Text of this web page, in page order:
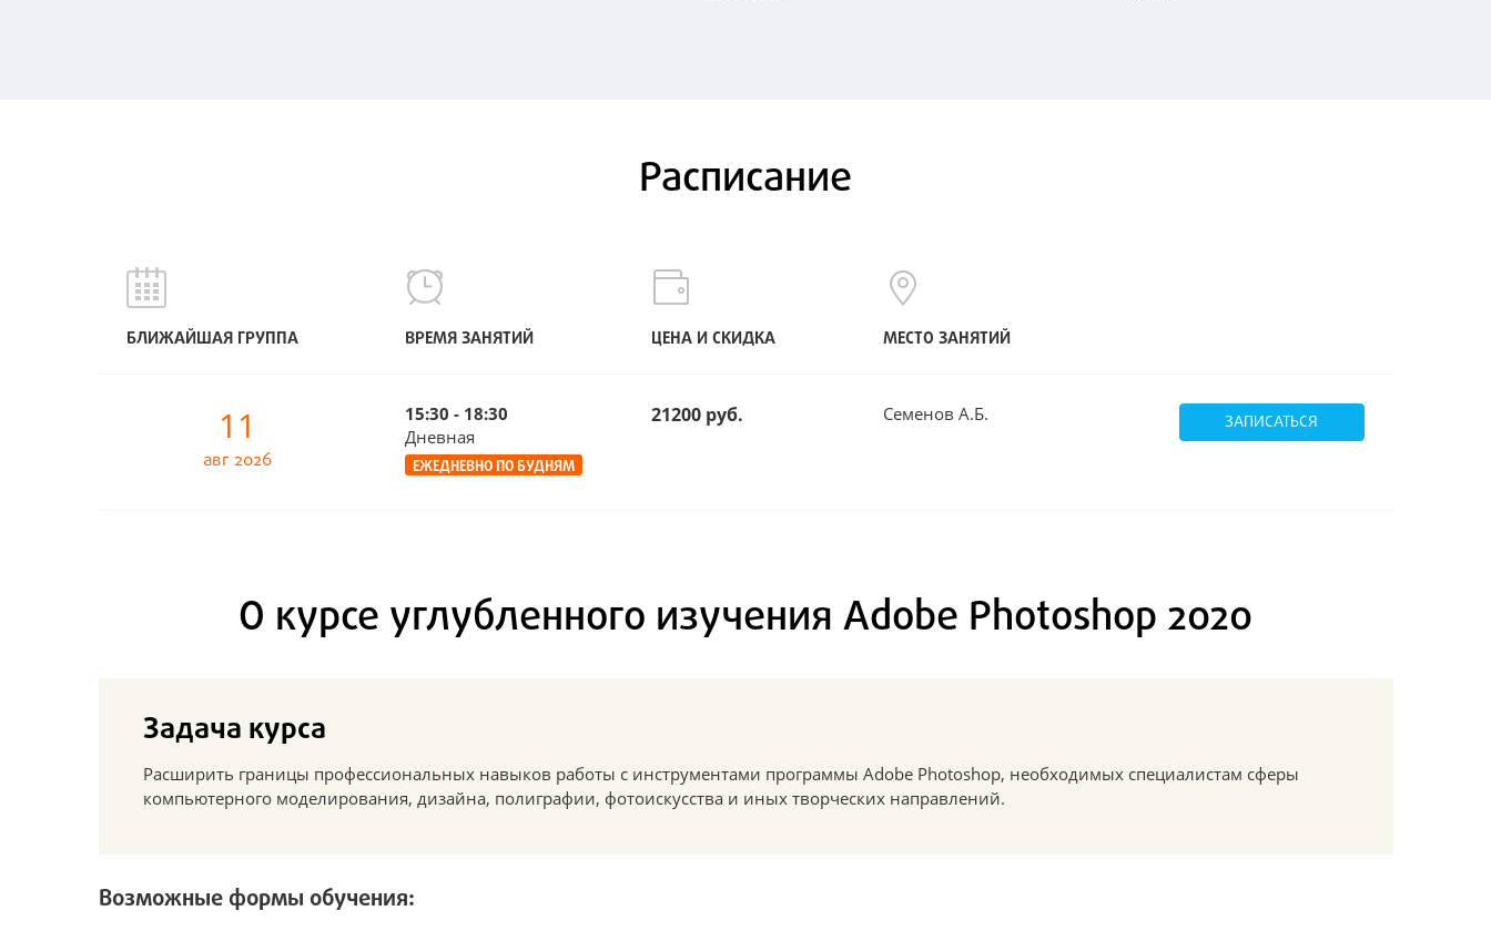
Расписание
БЛИЖАЙШАЯ ГРУППА ВРЕМЯ ЗАНЯТИЙ ЦЕНА И СКИДКА МЕСТО ЗАНЯТИЙ
11
авг 2026
15:30 - 18:30
Дневная
ЕЖЕДНЕВНО ПО БУДНЯМ
21200 руб. Семенов А.Б. ЗАПИСАТЬСЯ
О курсе углубленного изучения Adobe Photoshop 2020
Задача курса
Расширить границы профессиональных навыков работы с инструментами программы Adobe Photoshop, необходимых специалистам сферы
компьютерного моделирования, дизайна, полиграфии, фотоискусства и иных творческих направлений.
Возможные формы обучения: